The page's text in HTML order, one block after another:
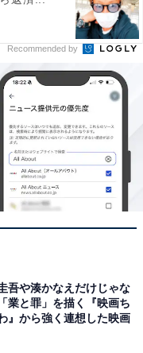
Recommended by
吾や湊かなえだけじゃな
業と罪」を描く『映画ち
』から強く連想した映画